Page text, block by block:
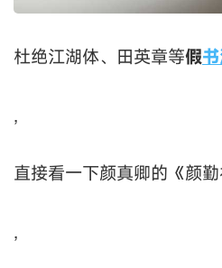
杜绝江湖体、田英章等假
,
直接看一下颜真卿的《颜勤
,